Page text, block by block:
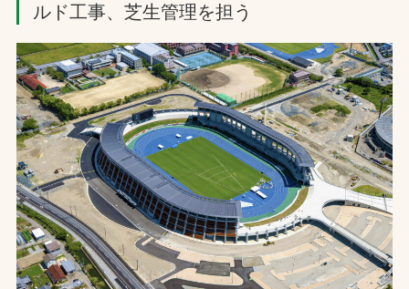
ルド工事、芝生管理を担う